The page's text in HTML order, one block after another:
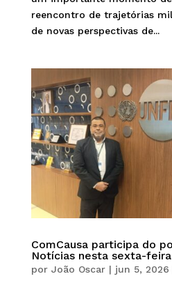
reencontro de trajetórias
de novas perspectivas de...
ComCausa participa do
Notícias nesta sexta-feira
por João Oscar| jun 5, 2026